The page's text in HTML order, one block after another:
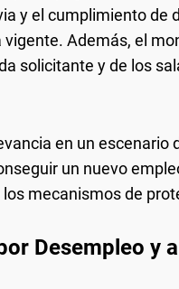
y el cumplimiento de
Además, el
solicitante y de los
en un
un nuevo
mecanismos de
Desempleo y